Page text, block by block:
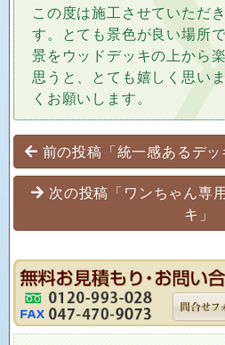
この度は施工させていただ
す。とても景色が良い場所
景をウッドデッキの上から
思うと、とても嬉しく思い
くお願いします。
投稿ナビゲーション
前の投稿「統一感あるデッ
次の投稿「ワンちゃん専
キ」